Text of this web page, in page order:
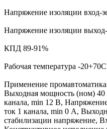
Напряжение изоляции вход-
Напряжение изоляции
КПД 89-91%
Рабочая температура -20+70С
Применение промавтоматика
Выходная мощность (ном)
канала, min 12 В,
ток 1 канала, min 0 А,
стабилизации напряжение,